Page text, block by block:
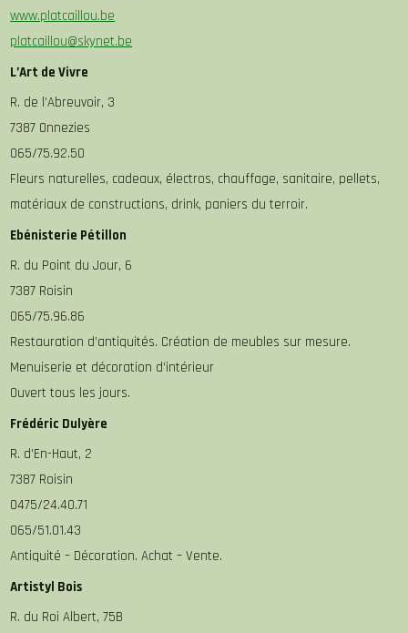
www.platcaillou.be
platcaillou@skynet.be
L’Art de Vivre
R. de l’Abreuvoir, 3
7387 Onnezies
065/75.92.50
Fleurs naturelles, cadeaux, électros, chauffage, sanitaire, pellets,
matériaux de constructions, drink, paniers du terroir.
Ebénisterie Pétillon
R. du Point du Jour, 6
7387 Roisin
065/75.96.86
Restauration d’antiquités. Création de meubles sur mesure.
Menuiserie et décoration d’intérieur
Ouvert tous les jours.
Frédéric Dulyère
R. d’En-Haut, 2
7387 Roisin
0475/24.40.71
065/51.01.43
Antiquité – Décoration. Achat – Vente.
Artistyl Bois
R. du Roi Albert, 75B